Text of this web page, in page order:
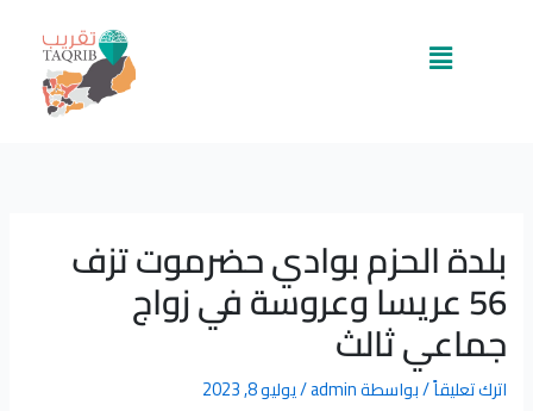
القائمة
بلدة الحزم بوادي حضرموت تزف
56 عريسا وعروسة في زواج
جماعي ثالث
اترك تعليقاً/ بواسطةadmin
/يوليو 8, 2023